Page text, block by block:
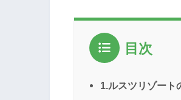
目次
1.ルスツリゾート